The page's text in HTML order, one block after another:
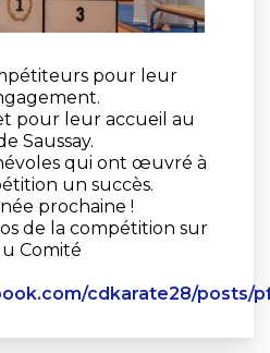
pour leur
pour leur accueil au
Saussay.
qui ont œuvré à
un succès.
prochaine !
de la compétition sur
Comité
cdkarate28/posts/